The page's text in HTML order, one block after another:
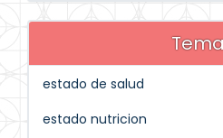
estado de salud
estado nutricion